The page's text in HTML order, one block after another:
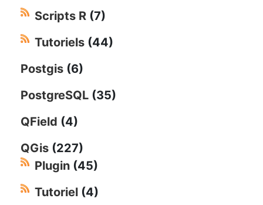
Scripts R (7)
Tutoriels (44)
Postgis (6)
PostgreSQL (35)
QField (4)
QGis (227)
Plugin (45)
Tutoriel (4)